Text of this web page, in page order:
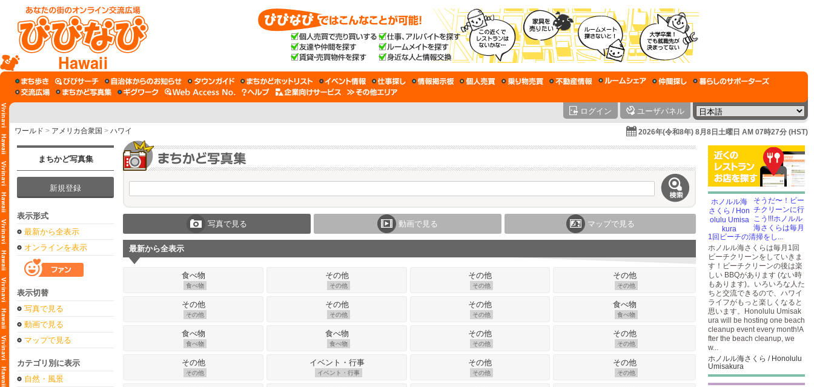
Hawaii
ログイン ユーザパネル
ワールド > アメリカ合衆国 > ハワイ 2026年(令和8年) 8月8日土曜日 AM 07時27分 (HST)
まちかど写真集
新規登録
表示形式
最新から全表示
オンラインを表示
表示切替
写真で見る
動画で見る
マップで見る
カテゴリ別に表示
自然・風景
写真で見る 動画で見る マップで見る
最新から全表示
食べ物
その他
食べ物
その他
その他
その他
食べ物
イベント・行事
その他
その他
その他
その他
その他
食べ物
その他
その他
そうだ〜！ビー
チクリーンに行
こう!!!ホノルル
海さくらは毎月
1回ビーチの清掃をし...
ホノルル海さくらは毎月1回
ビーチクリーンをしていきま
す！ビーチクリーンの後は楽
しい BBQがあります (ない時
もあります)。いろいろな人た
ちと交流できるので、ハワイ
ライフがもっと楽しくなると
思います。Honolulu Umisak
ura will be hosting one beach
cleanup event every month!A
fter the beach cleanup, we
w...
ホノルル海さくら / Honolulu
Umisakura